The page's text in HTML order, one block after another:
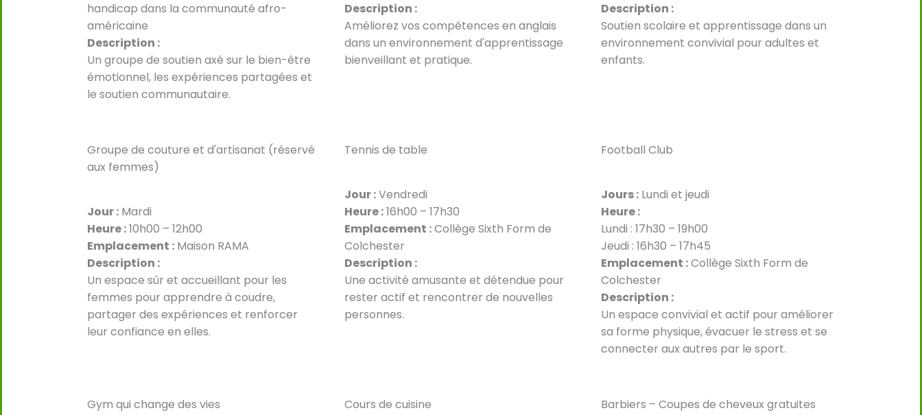
handicap dans la communauté afro-
américaine
Description :
Un groupe de soutien axé sur le bien-être
émotionnel, les expériences partagées et
le soutien communautaire.
Description :
Améliorez vos compétences en anglais
dans un environnement d'apprentissage
bienveillant et pratique.
Description :
Soutien scolaire et apprentissage dans un
environnement convivial pour adultes et
enfants.
Groupe de couture et d'artisanat (réservé
aux femmes)
Jour : Mardi
Heure :10h00 – 12h00
Emplacement : Maison RAMA
Description :
Un espace sûr et accueillant pour les
femmes pour apprendre à coudre,
partager des expériences et renforcer
leur confiance en elles.
Tennis de table
Jour :Vendredi
Heure :16h00 – 17h30
Emplacement :Collège Sixth Form de
Colchester
Description :
Une activité amusante et détendue pour
rester actif et rencontrer de nouvelles
personnes.
Football Club
Jours : Lundi et jeudi
Heure :
Lundi : 17h30 – 19h00
Jeudi : 16h30 – 17h45
Emplacement :Collège Sixth Form de
Colchester
Description :
Un espace convivial et actif pour améliorer
sa forme physique, évacuer le stress et se
connecter aux autres par le sport.
Gym qui change des vies Cours de cuisine
Barbiers – Coupes de cheveux gratuites